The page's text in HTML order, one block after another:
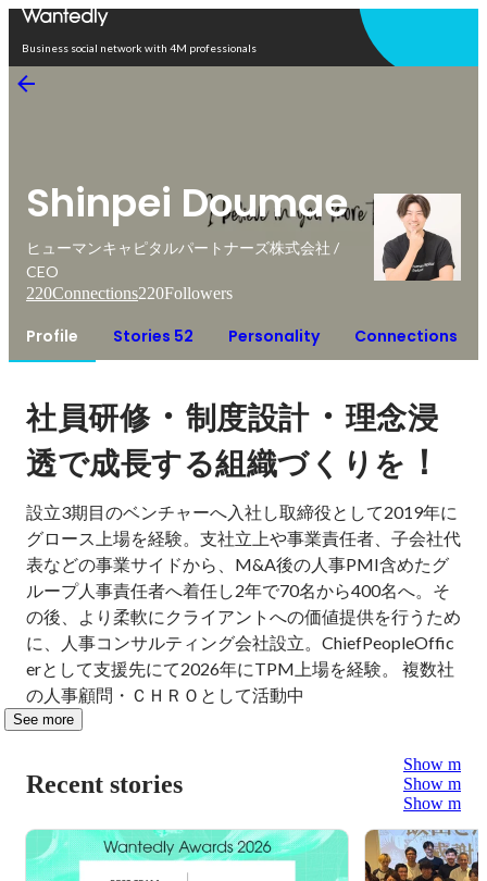
Business social network with 4M professionals
Shinpei Doumae
ヒューマンキャピタルパートナーズ株式会社 /
CEO
220Connections220Followers
Profile Stories 52 Personality Connections
社員研修・ 制度設計 ・理念浸
透で成長する組織づくりを ！
設立3期目のベンチャーへ入社し取締役として2019年に
グロース上場を経験。支社立上や事業責任者、子会社代
表などの事業サイドから、M&A後の人事PMI含めたグ
ループ人事責任者へ着任し2年で70名から400名へ。そ
の後、より柔軟にクライアントへの価値提供を行うため
に、人事コンサルティング会社設立。ChiefPeopleOffic
erとして支援先にて2026年にTPM上場を経験。 複数社
の人事顧問・ＣＨＲＯとして活動中
See more
Recent stories
Show more
Show more
Show more